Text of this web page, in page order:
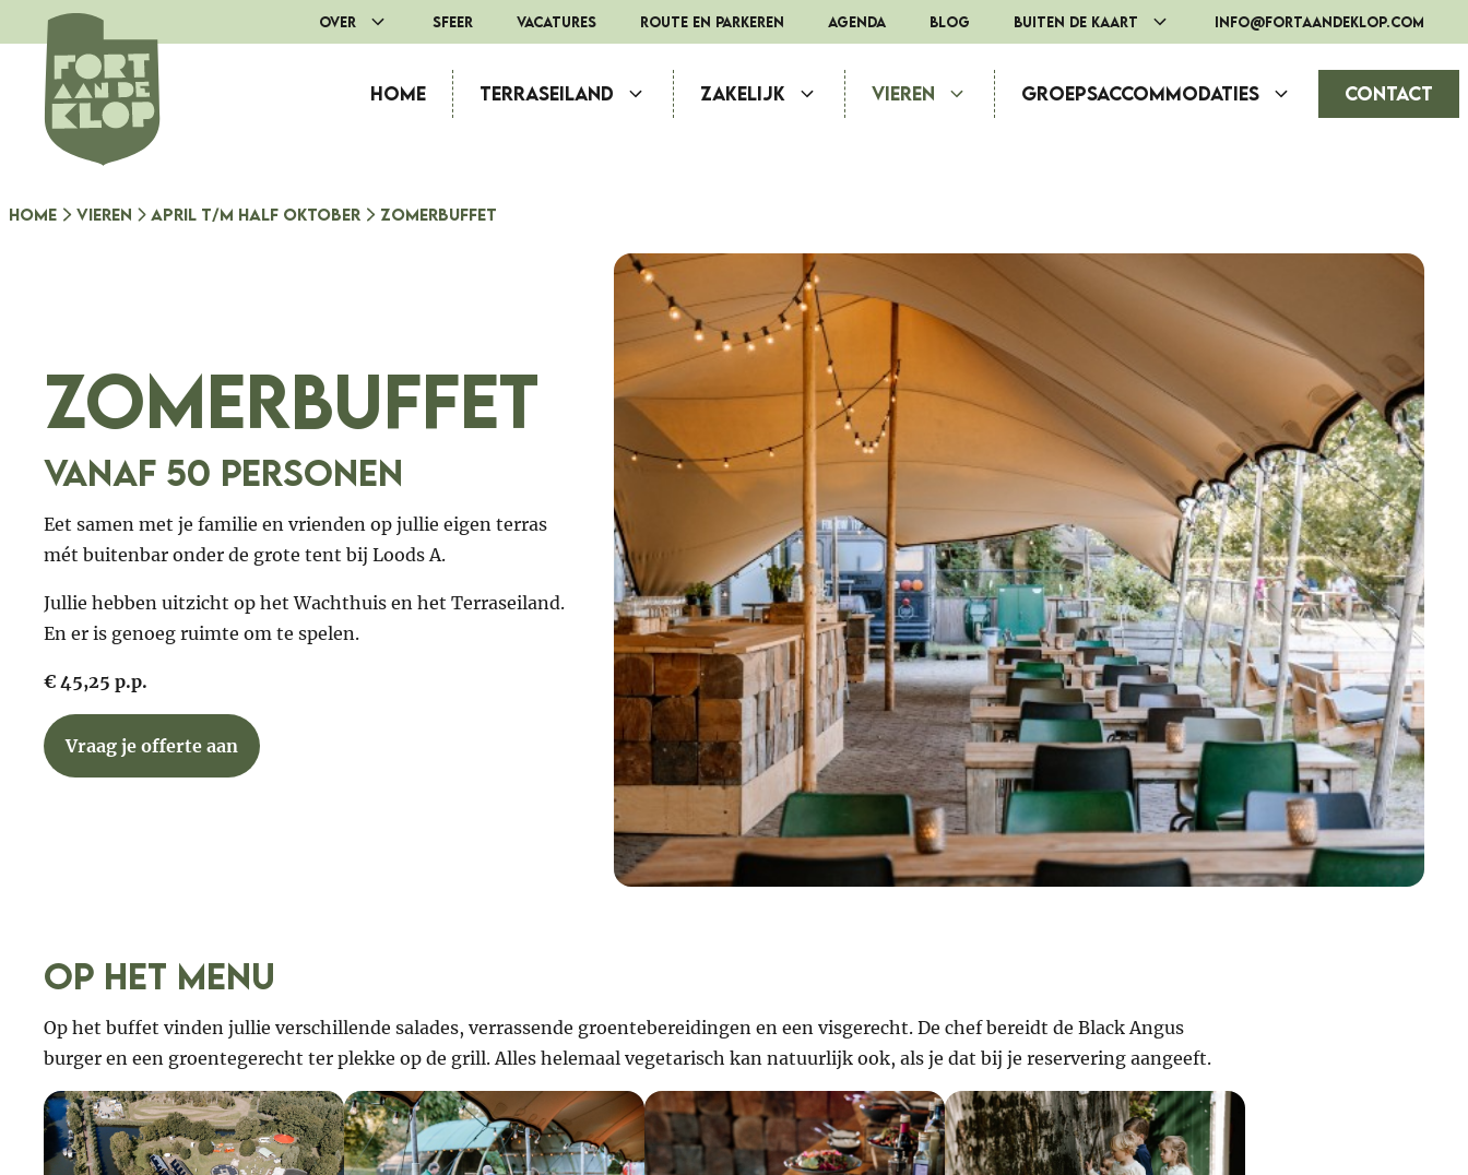
naar
inhoud
Over Sfeer Vacatures route en parkeren Agenda Blog Buiten de Kaart info@fortaandeklop.com
Home Terraseiland Zakelijk Vieren Groepsaccommodaties Contact
Home Vieren April t/m half oktober Zomerbuffet
ZOMERBUFFET
vanaf 50 personen
Eet samen met je familie en vrienden op jullie eigen terras
mét buitenbar onder de grote tent bij Loods A.
Jullie hebben uitzicht op het Wachthuis en het Terraseiland.
En er is genoeg ruimte om te spelen.
€ 45,25 p.p.
Vraag je offerte aan
OP HET menu
Op het buffet vinden jullie verschillende salades, verrassende groentebereidingen en een visgerecht. De chef bereidt de Black Angus
burger en een groentegerecht ter plekke op de grill. Alles helemaal vegetarisch kan natuurlijk ook, als je dat bij je reservering aangeeft.